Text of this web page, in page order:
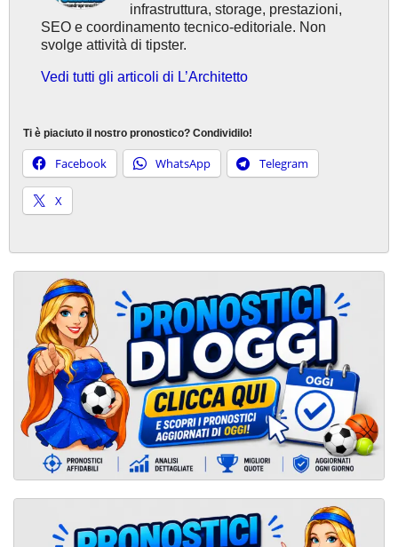
infrastruttura, storage, prestazioni,
SEO e coordinamento tecnico-editoriale. Non
svolge attività di tipster.
Vedi tutti gli articoli di L’Architetto
Ti è piaciuto il nostro pronostico? Condividilo!
Facebook WhatsApp Telegram
X